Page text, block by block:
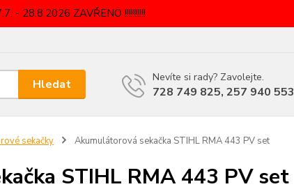
- 28.8.2026 ZAVŘENO !!!!!!!!!!
Hledat Nevíte si rady? Zavolejte.
728 749 825, 257 940 553
sekačky Akumulátorová sekačka STIHL RMA 443 PV set
STIHL RMA 443 PV set